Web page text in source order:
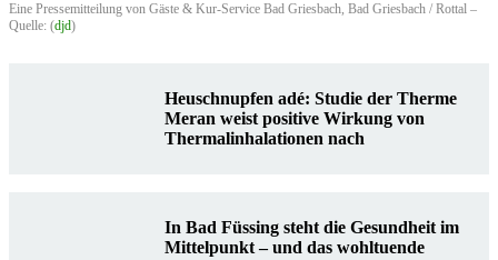
Eine Pressemitteilung von Gäste & Kur-Service Bad Griesbach, Bad Griesbach / Rottal –
Quelle: (djd)
Heuschnupfen adé: Studie der Therme
Meran weist positive Wirkung von
Thermalinhalationen nach
In Bad Füssing steht die Gesundheit im
Mittelpunkt – und das wohltuende